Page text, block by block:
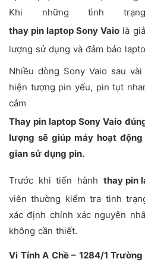
Khi những tình
thay pin laptop Sony Vaio là
lượng sử dụng và đảm bảo
Nhiều dòng Sony Vaio sau
hiện tượng pin yếu, pin tụt
cắm
Thay pin laptop Sony Vaio
lượng sẽ giúp máy hoạt
gian sử dụng pin.
Trước khi tiến hành thay pin
viên thường kiểm tra tình
xác định chính xác nguyên
không cần thiết.
Vi Tính A Chề – 1284/1